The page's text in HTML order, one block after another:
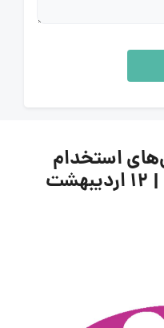
استخدام
شرکت پژوهان پردیس | 12 اردیبهشت